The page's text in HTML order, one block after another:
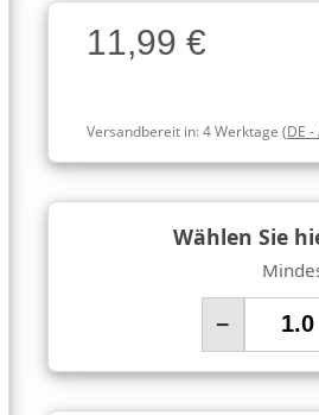
Charge
Charge11,99 €
Versandbereit in:4 Werktage (DE
Wählen Sie
−